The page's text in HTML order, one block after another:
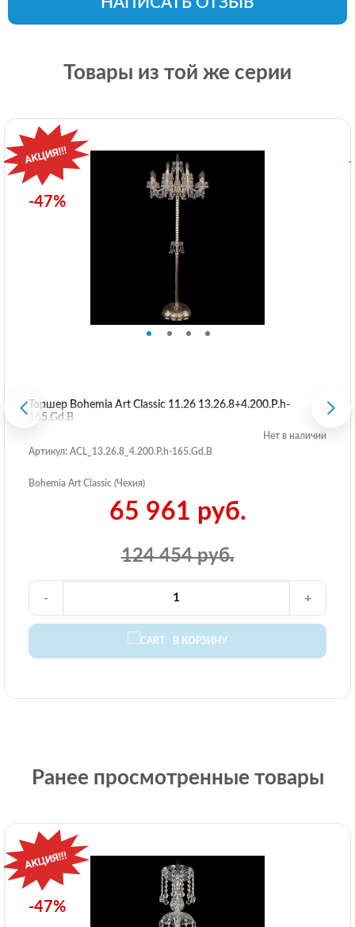
Товары из той же серии
-47%
Торшер Bohemia Art Classic 11.26 13.26.8+4.200.P.h-
165.Gd.B
Нет в наличии
Артикул: ACL_13.26.8_4.200.P.h-165.Gd.B
Bohemia Art Classic (Чехия)
124 454 руб.
65 961 руб.
В КОРЗИНУ
- +
Ранее просмотренные товары
-47%